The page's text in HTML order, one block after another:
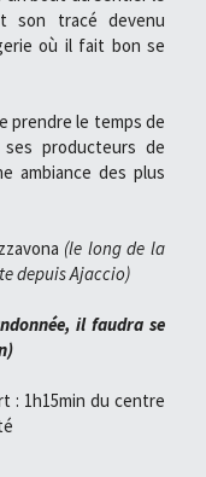
son tracé devenu
où il fait bon se
prendre le temps de
producteurs de
ambiance des plus
(le long de la
depuis Ajaccio)
il faudra se
: 1h15min du centre